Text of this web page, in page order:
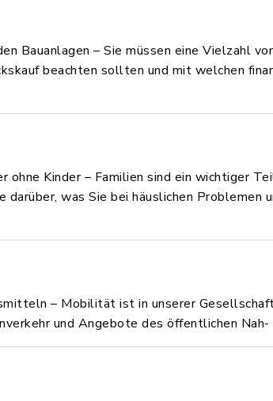
Bauanlagen – Sie müssen eine Vielzahl
beachten sollten und mit welchen
Kinder – Familien sind ein wichtiger
was Sie bei häuslichen Problemen
– Mobilität ist in unserer
und Angebote des öffentlichen Nah-